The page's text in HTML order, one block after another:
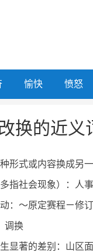
愉快 愤怒
换的近义
形式或内容换成另
指社会现象）：人
：～原定赛程ㄧ修
调换
显著的差别：山区